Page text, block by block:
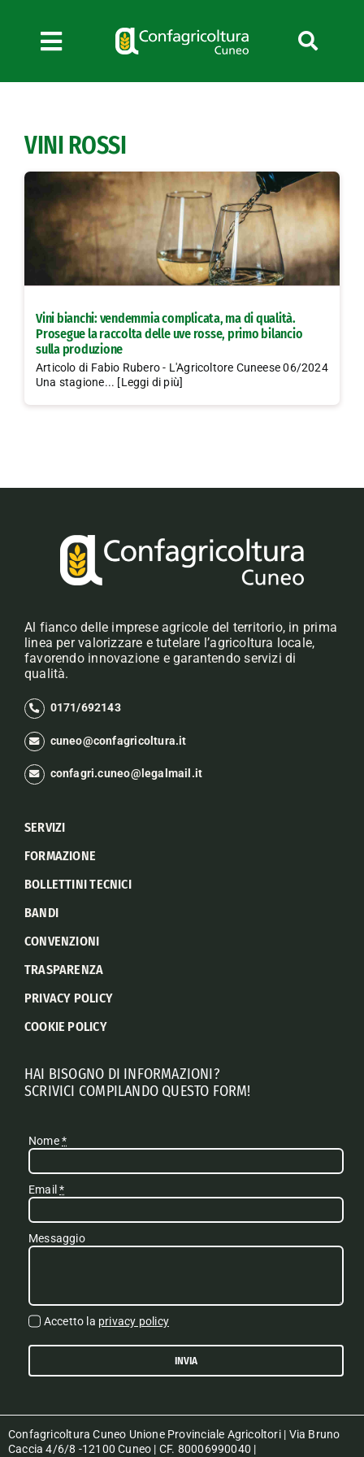
contenuto
Toggle
Navigation
News
Bandi
Formazione
Convenzioni
L’Agricoltore cuneese
Lavora con noi
Contatti
VINI ROSSI
Vini bianchi: vendemmia complicata, ma di qualità.
Prosegue la raccolta delle uve rosse, primo bilancio
sulla produzione
Articolo di Fabio Rubero - L'Agricoltore Cuneese 06/2024
Una stagione... [Leggi di più]
Al fianco delle imprese agricole del territorio, in prima
linea per valorizzare e tutelare l’agricoltura locale,
favorendo innovazione e garantendo servizi di
qualità.
0171/692143
cuneo@confagricoltura.it
confagri.cuneo@legalmail.it
SERVIZI
FORMAZIONE
BOLLETTINI TECNICI
BANDI
CONVENZIONI
TRASPARENZA
PRIVACY POLICY
COOKIE POLICY
HAI BISOGNO DI INFORMAZIONI?
SCRIVICI COMPILANDO QUESTO FORM!
Nome*
Email*
Messaggio
Accetto la privacy policy
INVIA
Confagricoltura Cuneo Unione Provinciale Agricoltori | Via Bruno
Caccia 4/6/8 -12100 Cuneo | CF. 80006990040 |